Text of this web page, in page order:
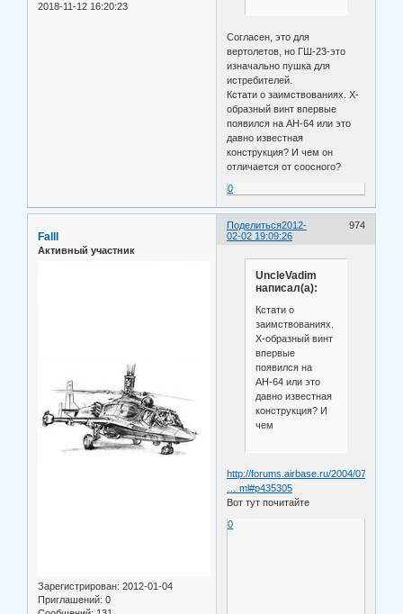
2018-11-12 16:20:23
Согласен, это для
вертолетов, но ГШ-23-это
изначально пушка для
истребителей.
Кстати о заимствованиях. Х-
образный винт впервые
появился на АН-64 или это
давно известная
конструкция? И чем он
отличается от соосного?
0
Поделиться 974
2012-
02-02 19:09:26
Falll
Активный участник
Зарегистрирован: 2012-01-04
Приглашений: 0
UncleVadim
написал(а):
Кстати о
заимствованиях.
Х-образный винт
впервые
появился на
АН-64 или это
давно известная
конструкция? И
чем
http://forums.airbase.ru/2004/07/t5921-
… ml#p435305
Вот тут почитайте
0